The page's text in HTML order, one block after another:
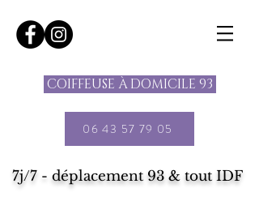
COIFFEUSE À DOMICILE 93
06 43 57 79 05
7j/7 - déplacement 93 & tout IDF